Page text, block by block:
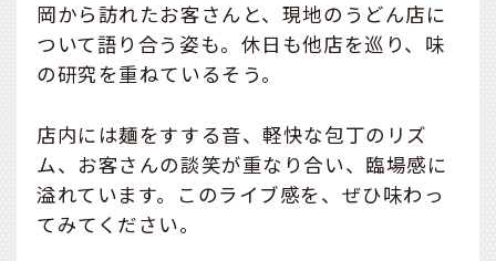
岡から訪れたお客さんと、現地のうどん店に
ついて語り合う姿も。休日も他店を巡り、味
の研究を重ねているそう。
店内には麺をすする音、軽快な包丁のリズ
ム、お客さんの談笑が重なり合い、臨場感に
溢れています。このライブ感を、ぜひ味わっ
てみてください。